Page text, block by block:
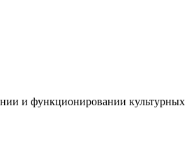
и функционировании культурных